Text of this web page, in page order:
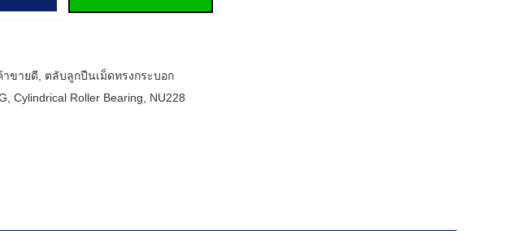
าขายดี
ตลับลูกปืนเม็ดทรงกระบอก
Cylindrical Roller Bearing NU228